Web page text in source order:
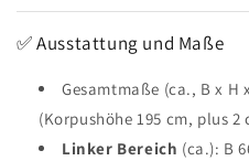
✅ Ausstattung und Maße
Gesamtmaße (ca., B x H
(Korpushöhe 195 cm, plus 2
Linker Bereich (ca.): B